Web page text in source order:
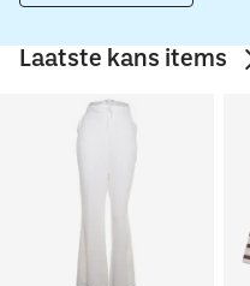
Laatste kans items